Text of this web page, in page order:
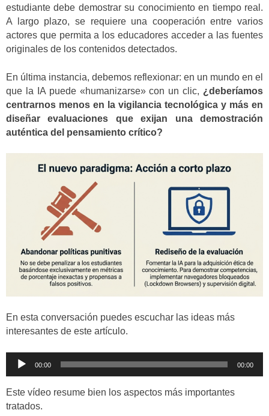
estudiante debe demostrar su conocimiento en tiempo real.
A largo plazo, se requiere una cooperación entre varios
actores que permita a los educadores acceder a las fuentes
originales de los contenidos detectados.
En última instancia, debemos reflexionar: en un mundo en el
que la IA puede «humanizarse» con un clic, ¿deberíamos
centrarnos menos en la vigilancia tecnológica y más en
diseñar evaluaciones que exijan una demostración
auténtica del pensamiento crítico?
En esta conversación puedes escuchar las ideas más
interesantes de este artículo.
Reproductor
audio
00:00 00:00
Este vídeo resume bien los aspectos más importantes
tratados.